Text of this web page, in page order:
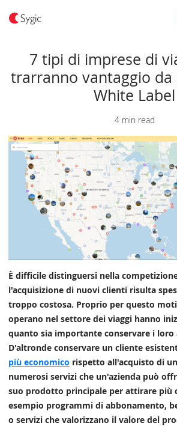
7 tipi di imprese di
trarranno vantaggio da
White Label
4 min read
È difficile distinguersi nella
l'acquisizione di nuovi clienti risulta
troppo costosa. Proprio per questo
operano nel settore dei viaggi hanno
quanto sia importante conservare i
D'altronde conservare un cliente
più economico rispetto all'acquisto di
numerosi servizi che un'azienda può
suo prodotto principale per attirare più
esempio programmi di abbonamento,
o servizi che valorizzano il valore del